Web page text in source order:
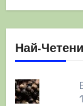
Най-